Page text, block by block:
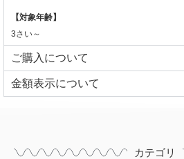
【対象年齢】
3さい～
ご購入について
⾦額表⽰について
カテゴリ